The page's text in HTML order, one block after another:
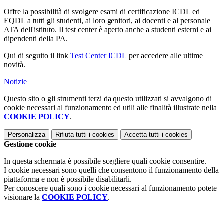
Offre la possibilità di svolgere esami di certificazione ICDL ed
EQDL a tutti gli studenti, ai loro genitori, ai docenti e al personale
ATA dell'istituto. Il test center è aperto anche a studenti esterni e ai
dipendenti della PA.
Qui di seguito il link Test Center ICDL per accedere alle ultime
novità.
Notizie
Questo sito o gli strumenti terzi da questo utilizzati si avvalgono di
cookie necessari al funzionamento ed utili alle finalità illustrate nella
COOKIE POLICY.
Personalizza Rifiuta tutti i cookies Accetta tutti i cookies
Gestione cookie
In questa schermata è possibile scegliere quali cookie consentire.
I cookie necessari sono quelli che consentono il funzionamento della
piattaforma e non è possibile disabilitarli.
Per conoscere quali sono i cookie necessari al funzionamento potete
visionare la COOKIE POLICY.